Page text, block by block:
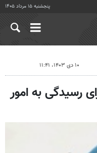
پنجشنبه ۱۵ مرداد ۱۴۰۵
۱۰ دی ۱۴۰۳، ۱۱:۴۱
رسیدگی به امور